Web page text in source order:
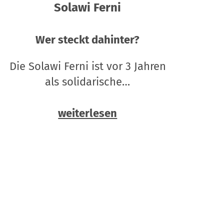
Solawi Ferni
Wer steckt dahinter?
Die Solawi Ferni ist vor 3 Jahren
als solidarische…
weiterlesen